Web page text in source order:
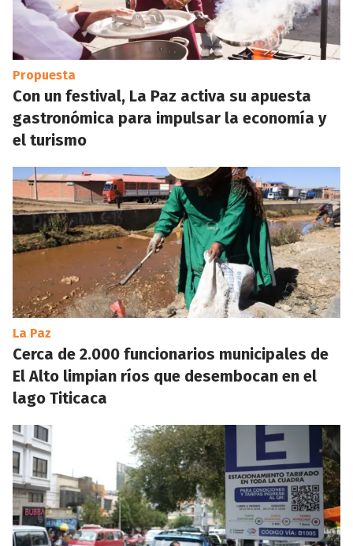
Propuesta
Con un festival, La Paz activa su apuesta
gastronómica para impulsar la economía y
el turismo
La Paz
Cerca de 2.000 funcionarios municipales de
El Alto limpian ríos que desembocan en el
lago Titicaca